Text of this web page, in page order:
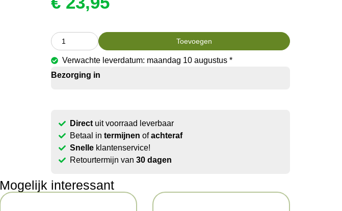
Toevoegen
Verwachte leverdatum: maandag 10 augustus *
Bezorging in
Direct uit voorraad leverbaar
Betaal intermijnen ofachteraf
Snelle klantenservice!
Retourtermijn van30 dagen
Mogelijk interessant